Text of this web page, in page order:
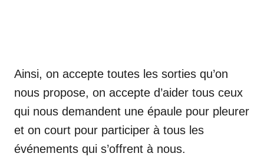
Ainsi, on accepte toutes les sorties qu’on
nous propose, on accepte d’aider tous ceux
qui nous demandent une épaule pour pleurer
et on court pour participer à tous les
événements qui s’offrent à nous.